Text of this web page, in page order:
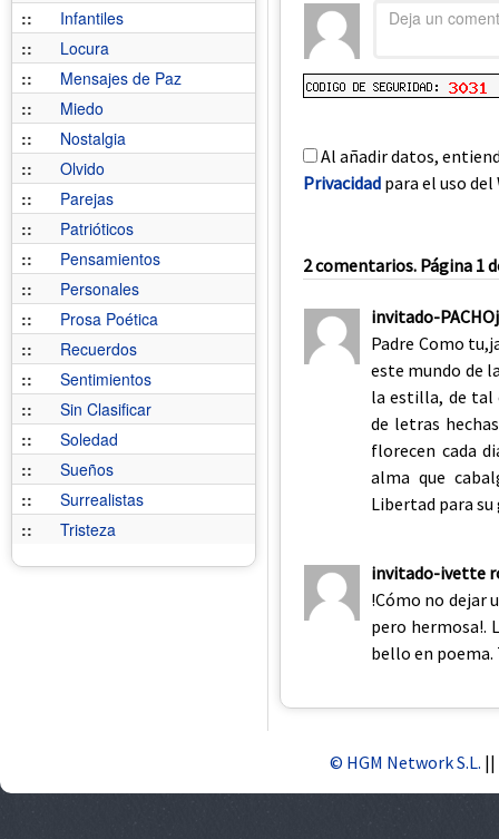
::
Infantiles
::
Locura
::
Mensajes de Paz
::
Miedo
::
Nostalgia
::
Olvido
::
Parejas
::
Patrióticos
::
Pensamientos
::
Personales
::
Prosa Poética
::
Recuerdos
::
Sentimientos
::
Sin Clasificar
::
Soledad
::
Sueños
::
Surrealistas
::
Tristeza
Al añadir datos,
Privacidad para el uso del
2 comentarios. Página 1
invitado-
Padre Como
este mundo de
la estilla, de tal
de letras
florecen cada
alma que
Libertad para su
invitado-ivette
!Cómo no dejar
pero hermosa!.
bello en
© HGM Network S.L. ||